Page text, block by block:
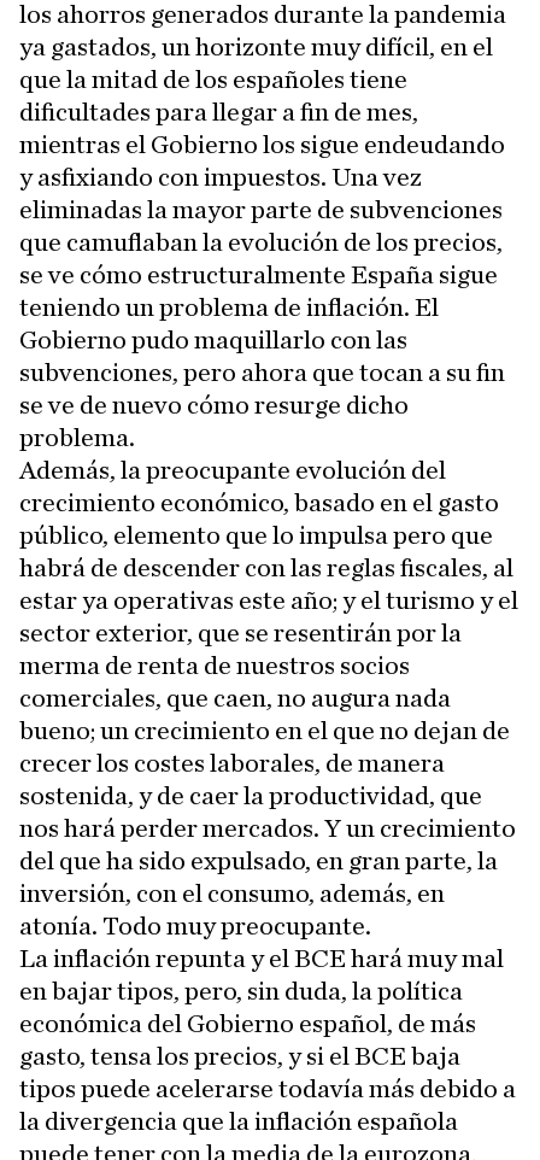
los ahorros generados durante la pandemia
ya gastados, un horizonte muy difícil, en el
que la mitad de los españoles tiene
dificultades para llegar a fin de mes,
mientras el Gobierno los sigue endeudando
y asfixiando con impuestos. Una vez
eliminadas la mayor parte de subvenciones
que camuflaban la evolución de los precios,
se ve cómo estructuralmente España sigue
teniendo un problema de inflación. El
Gobierno pudo maquillarlo con las
subvenciones, pero ahora que tocan a su fin
se ve de nuevo cómo resurge dicho
problema.
Además, la preocupante evolución del
crecimiento económico, basado en el gasto
público, elemento que lo impulsa pero que
habrá de descender con las reglas fiscales, al
estar ya operativas este año; y el turismo y el
sector exterior, que se resentirán por la
merma de renta de nuestros socios
comerciales, que caen, no augura nada
bueno; un crecimiento en el que no dejan de
crecer los costes laborales, de manera
sostenida, y de caer la productividad, que
nos hará perder mercados. Y un crecimiento
del que ha sido expulsado, en gran parte, la
inversión, con el consumo, además, en
atonía. Todo muy preocupante.
La inflación repunta y el BCE hará muy mal
en bajar tipos, pero, sin duda, la política
económica del Gobierno español, de más
gasto, tensa los precios, y si el BCE baja
tipos puede acelerarse todavía más debido a
la divergencia que la inflación española
puede tener con la media de la eurozona,